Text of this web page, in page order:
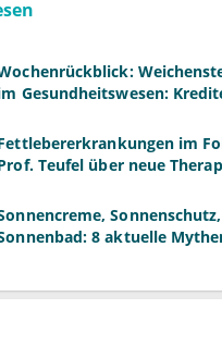
Gesundheitswesen:
im
Teufel über neue
Sonnenschutz,
8 aktuelle